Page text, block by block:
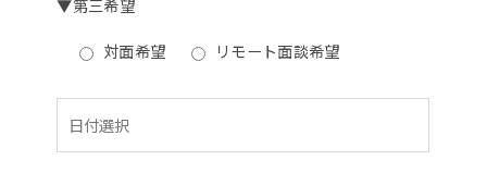
▼第三希望
対面希望 リモート面談希望